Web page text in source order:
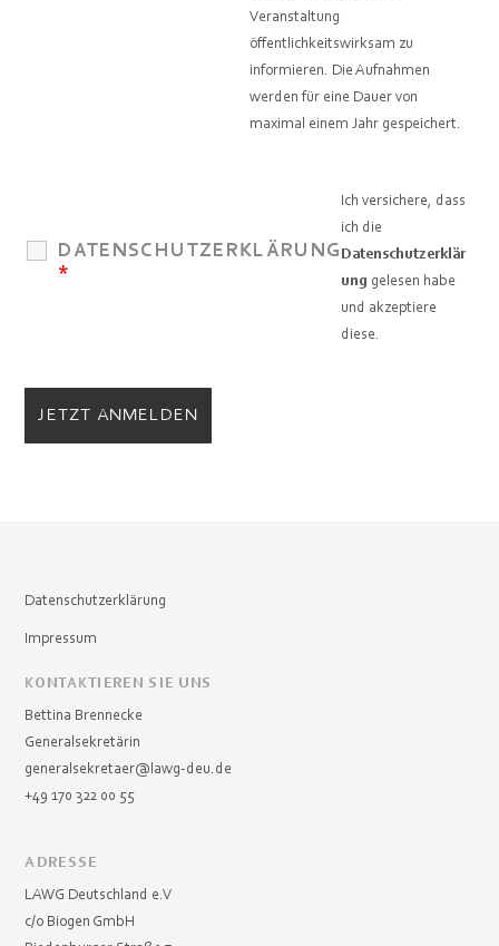
Veranstaltung
öffentlichkeitswirksam zu
informieren. Die Aufnahmen
werden für eine Dauer von
maximal einem Jahr gespeichert.
DATENSCHUTZERKLÄRUNG
*
Ich versichere, dass
ich die
Datenschutzerklär
ung gelesen habe
und akzeptiere
diese.
Datenschutzerklärung
Impressum
KONTAKTIEREN SIE UNS
Bettina Brennecke
Generalsekretärin
generalsekretaer@lawg-deu.de
+49 170 322 00 55
ADRESSE
LAWG Deutschland e.V
c/o Biogen GmbH